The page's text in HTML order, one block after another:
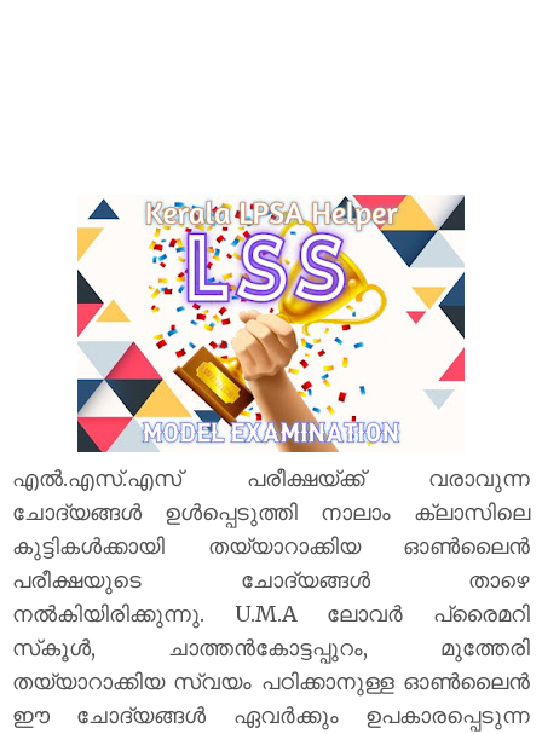
എൽ.എസ്.എസ് പരീക്ഷയ്‌ക്ക് വരാവുന്ന
ചോദ്യങ്ങൾ ഉൾപ്പെടുത്തി നാലാം ക്ലാസിലെ
കുട്ടികൾക്കായി തയ്യാറാക്കിയ ഓൺലൈൻ
പരീക്ഷയുടെ ചോദ്യങ്ങൾ താഴെ
നൽകിയിരിക്കുന്നു. U.M.A ലോവർ പ്രൈമറി
സ്‌കൂൾ, ചാത്തൻകോട്ടപ്പുറം, മുത്തേരി
തയ്യാറാക്കിയ സ്വയം പഠിക്കാനുള്ള ഓൺലൈൻ
ഈ ചോദ്യങ്ങൾ ഏവർക്കും ഉപകാരപ്പെടുന്ന